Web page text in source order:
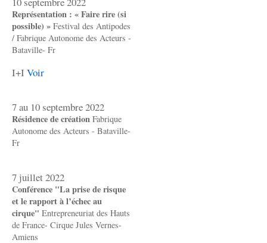
Représentation : « Faire rire (si
possible) » Festival des Antipodes
/ Fabrique Autonome des Acteurs -
Bataville- Fr
I+I Voir
7 au 10 septembre 2022
Résidence de création Fabrique
Autonome des Acteurs - Bataville-
Fr
7 juillet 2022
Conférence "La prise de risque
et le rapport à l’échec au
cirque" Entrepreneuriat des Hauts
de France- Cirque Jules Vernes-
Amiens